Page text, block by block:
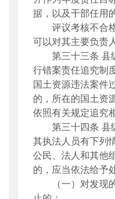
据，以及干部任用
评议考核不合
可以对其主要负责
第三十三条 县
行错案责任追究制
国土资源违法案件
的，所在的国土资
依照有关规定追究
第三十四条 县
其执法人员有下列
公民、法人和其他
的，应当依法给予
（一）对发现